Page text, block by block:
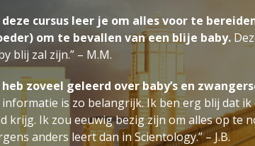
deze cursus leer je om alles voor te
om te bevallen van een blije baby.
blij zal zijn.” – M.M.
zoveel geleerd over baby’s en
informatie is zo belangrijk. Ik ben erg blij dat
krijg. Ik zou eeuwig bezig zijn om alles op te
anders leert dan in Scientology.” – J.B.